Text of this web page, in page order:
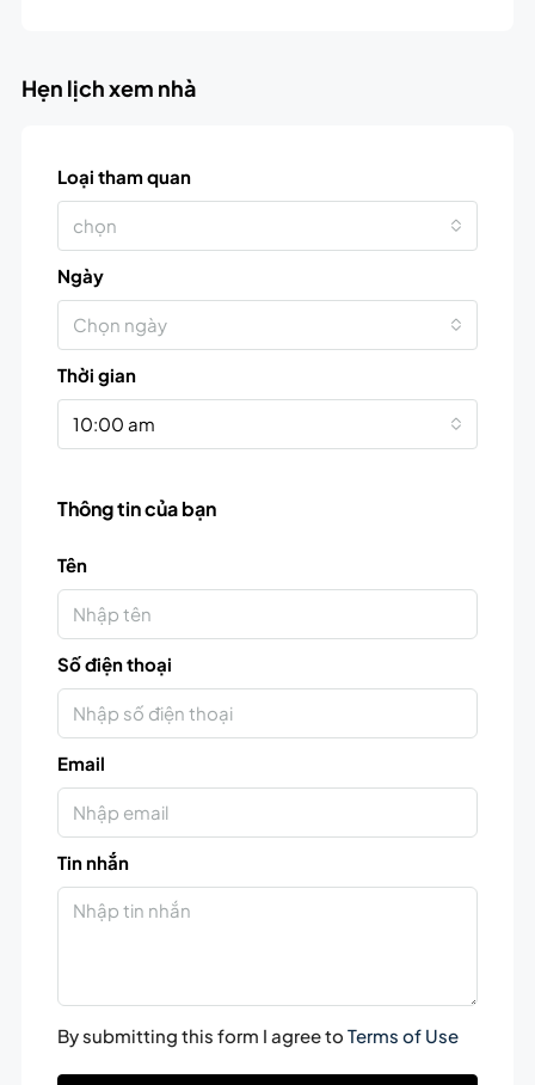
Hẹn lịch xem nhà
Loại tham quan
chọn
Ngày
Chọn ngày
Thời gian
10:00 am
Thông tin của bạn
Tên
Số điện thoại
Email
Tin nhắn
By submitting this form I agree to Terms of Use